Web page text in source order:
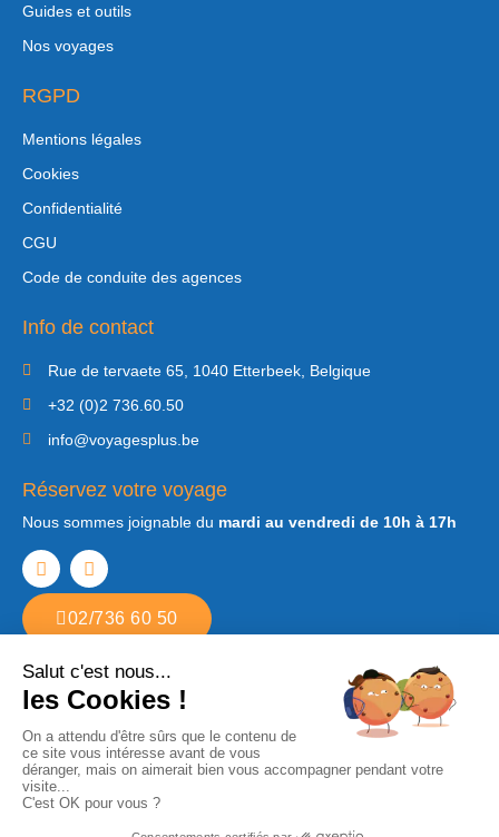
Guides et outils
Nos voyages
RGPD
Mentions légales
Cookies
Confidentialité
CGU
Code de conduite des agences
Info de contact
Rue de tervaete 65, 1040 Etterbeek, Belgique
+32 (0)2 736.60.50
info@voyagesplus.be
Réservez votre voyage
Nous sommes joignable du mardi au vendredi de 10h à 17h
02/736 60 50
Copyright © 2022. Tous droits réservés Voyages Plus. Agence de voyages